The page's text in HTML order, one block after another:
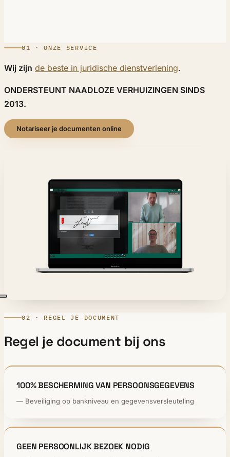
01 · ONZE SERVICE
Wij zijn de beste in juridische dienstverlening.
ONDERSTEUNT NAADLOZE VERHUIZINGEN SINDS
2013.
Notariseer je documenten online
02 · REGEL JE DOCUMENT
Regel je document bij ons
100% BESCHERMING VAN PERSOONSGEGEVENS
— Beveiliging op bankniveau en gegevensversleuteling
GEEN PERSOONLIJK BEZOEK NODIG